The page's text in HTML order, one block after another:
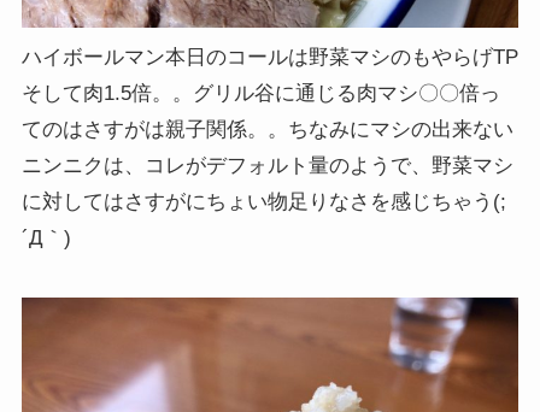
ハイボールマン本日のコールは野菜マシのもやらげTP
そして肉1.5倍。。グリル谷に通じる肉マシ〇〇倍っ
てのはさすがは親子関係。。ちなみにマシの出来ない
ニンニクは、コレがデフォルト量のようで、野菜マシ
に対してはさすがにちょい物足りなさを感じちゃう(;
´Д｀)